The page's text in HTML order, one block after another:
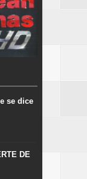
se dice
DE